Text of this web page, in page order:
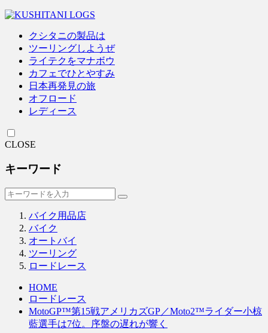
クシタニの製品は
ツーリングしようぜ
ライテクをマナボウ
カフェでひとやすみ
日本再発見の旅
オフロード
レディース
CLOSE
キーワード
バイク用品店
バイク
オートバイ
ツーリング
ロードレース
HOME
ロードレース
MotoGP™第15戦アメリカズGP／Moto2™ライダー小椋
藍選手は7位。序盤の遅れが響く